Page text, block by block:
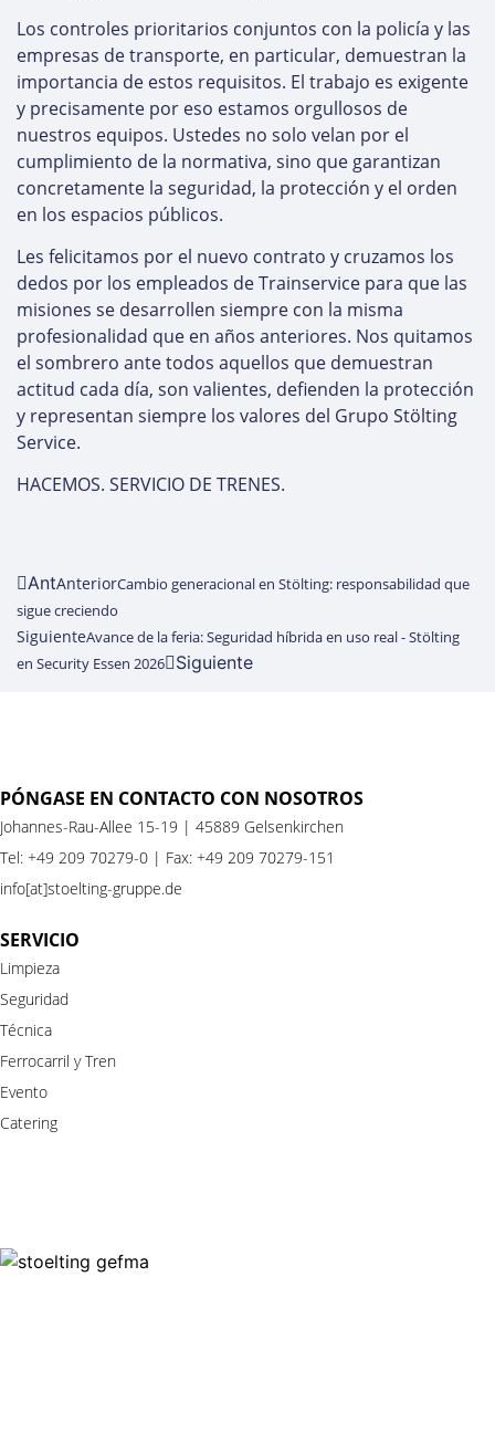
Los controles prioritarios conjuntos con la policía y las
empresas de transporte, en particular, demuestran la
importancia de estos requisitos. El trabajo es exigente
y precisamente por eso estamos orgullosos de
nuestros equipos. Ustedes no solo velan por el
cumplimiento de la normativa, sino que garantizan
concretamente la seguridad, la protección y el orden
en los espacios públicos.
Les felicitamos por el nuevo contrato y cruzamos los
dedos por los empleados de Trainservice para que las
misiones se desarrollen siempre con la misma
profesionalidad que en años anteriores. Nos quitamos
el sombrero ante todos aquellos que demuestran
actitud cada día, son valientes, defienden la protección
y representan siempre los valores del Grupo Stölting
Service.
HACEMOS. SERVICIO DE TRENES.
AntAnteriorCambio generacional en Stölting: responsabilidad que
sigue creciendo
SiguienteAvance de la feria: Seguridad híbrida en uso real - Stölting
en Security Essen 2026
Siguiente
PÓNGASE EN CONTACTO CON NOSOTROS
Johannes-Rau-Allee 15-19 | 45889 Gelsenkirchen
Tel: +49 209 70279-0 | Fax: +49 209 70279-151
info[at]stoelting-gruppe.de
SERVICIO
Limpieza
Seguridad
Técnica
Ferrocarril yTren
Evento
Catering